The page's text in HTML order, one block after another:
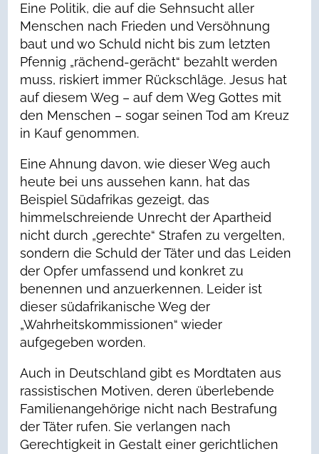
Eine Politik, die auf die Sehnsucht aller
Menschen nach Frieden und Versöhnung
baut und wo Schuld nicht bis zum letzten
Pfennig „rächend-gerächt“ bezahlt werden
muss, riskiert immer Rückschläge. Jesus hat
auf diesem Weg – auf dem Weg Gottes mit
den Menschen – sogar seinen Tod am Kreuz
in Kauf genommen.
Eine Ahnung davon, wie dieser Weg auch
heute bei uns aussehen kann, hat das
Beispiel Südafrikas gezeigt, das
himmelschreiende Unrecht der Apartheid
nicht durch „gerechte“ Strafen zu vergelten,
sondern die Schuld der Täter und das Leiden
der Opfer umfassend und konkret zu
benennen und anzuerkennen. Leider ist
dieser südafrikanische Weg der
„Wahrheitskommissionen“ wieder
aufgegeben worden.
Auch in Deutschland gibt es Mordtaten aus
rassistischen Motiven, deren überlebende
Familienangehörige nicht nach Bestrafung
der Täter rufen. Sie verlangen nach
Gerechtigkeit in Gestalt einer gerichtlichen